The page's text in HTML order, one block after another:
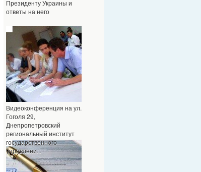
Президенту Украины и
ответы на него
Видеоконференция на ул.
Гоголя 29,
Днепропетровский
региональный институт
государственного
управлени...